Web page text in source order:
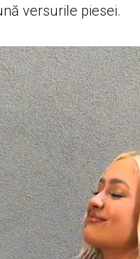
versurile piesei.